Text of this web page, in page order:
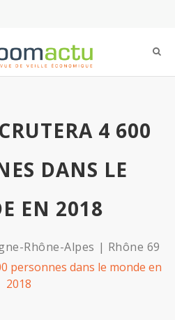
4 600
DANS LE
EN 2018
Rhône-Alpes
Rhône 69
personnes dans le monde en
2018